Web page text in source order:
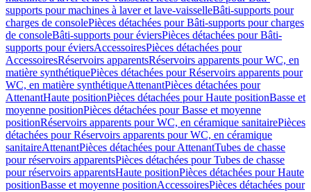
supports pour machines à laver et lave-vaisselleBâti-supports pour
charges de consolePièces détachées pour Bâti-supports pour charges
de consoleBâti-supports pour éviersPièces détachées pour Bâti-
supports pour éviersAccessoiresPièces détachées pour
AccessoiresRéservoirs apparentsRéservoirs apparents pour WC, en
matière synthétiquePièces détachées pour Réservoirs apparents pour
WC, en matière synthétiqueAttenantPièces détachées pour
AttenantHaute positionPièces détachées pour Haute positionBasse et
moyenne positionPièces détachées pour Basse et moyenne
positionRéservoirs apparents pour WC, en céramique sanitairePièces
détachées pour Réservoirs apparents pour WC, en céramique
sanitaireAttenantPièces détachées pour AttenantTubes de chasse
pour réservoirs apparentsPièces détachées pour Tubes de chasse
pour réservoirs apparentsHaute positionPièces détachées pour Haute
positionBasse et moyenne positionAccessoiresPièces détachées pour